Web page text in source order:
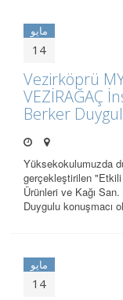
مايو
14
Vezirköprü
VEZİRAĞAÇ
Berker
Yüksekokulumuzda
gerçekleştirilen
Ürünleri ve Kağı
Duygulu konuşmacı
مايو
14